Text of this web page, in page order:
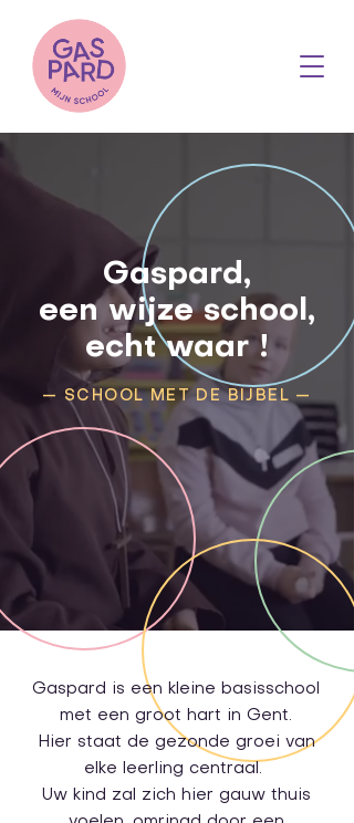
Gaspard,
een wijze school,
echt waar !
— SCHOOL MET DE BIJBEL —
Gaspard is een kleine basisschool
met een groot hart in Gent.
Hier staat de gezonde groei van
elke leerling centraal.
Uw kind zal zich hier gauw thuis